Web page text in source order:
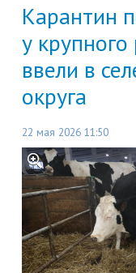
Карантин
у крупного
ввели в
округа
22 мая 2026 11:50